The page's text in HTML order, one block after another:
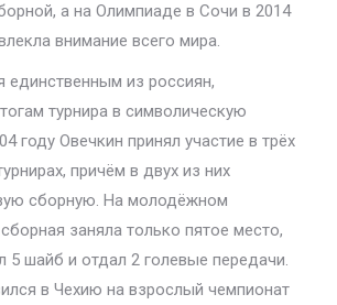
а на Олимпиаде в Сочи в 2014
внимание всего мира.
единственным из россиян,
турнира в символическую
году Овечкин принял участие в трёх
причём в двух из них
сборную. На молодёжном
заняла только пятое место,
5 шайб и отдал 2 голевые передачи.
в Чехию на взрослый чемпионат